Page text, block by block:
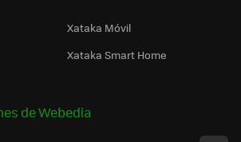
Xataka Móvil
Xataka Smart Home
de Webedia